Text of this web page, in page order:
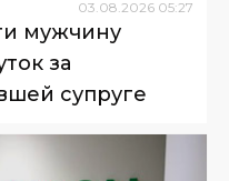
03.08.2026 05:27
мужчину
за
супруге